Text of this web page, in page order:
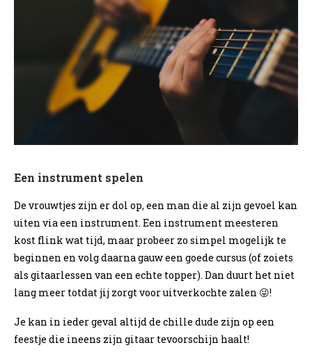
Een instrument spelen
De vrouwtjes zijn er dol op, een man die al zijn gevoel kan
uiten via een instrument. Een instrument meesteren
kost flink wat tijd, maar probeer zo simpel mogelijk te
beginnen en volg daarna gauw een goede cursus (of zoiets
als gitaarlessen van een echte topper). Dan duurt het niet
lang meer totdat jij zorgt voor uitverkochte zalen 😜!
Je kan in ieder geval altijd de chille dude zijn op een
feestje die ineens zijn gitaar tevoorschijn haalt!